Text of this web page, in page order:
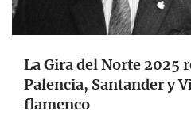
La Gira del Norte 2025
Palencia, Santander y
flamenco